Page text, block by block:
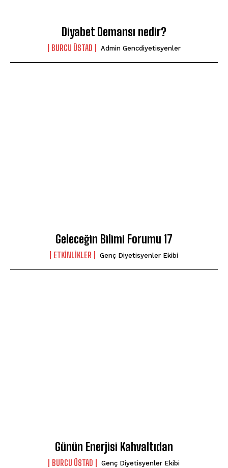
Diyabet Demansı nedir?
BURCU ÜSTAD Admin Gencdiyetisyenler
Geleceğin Bilimi Forumu 17
ETKINLIKLER Genç Diyetisyenler Ekibi
Günün Enerjisi Kahvaltıdan
BURCU ÜSTAD Genç Diyetisyenler Ekibi